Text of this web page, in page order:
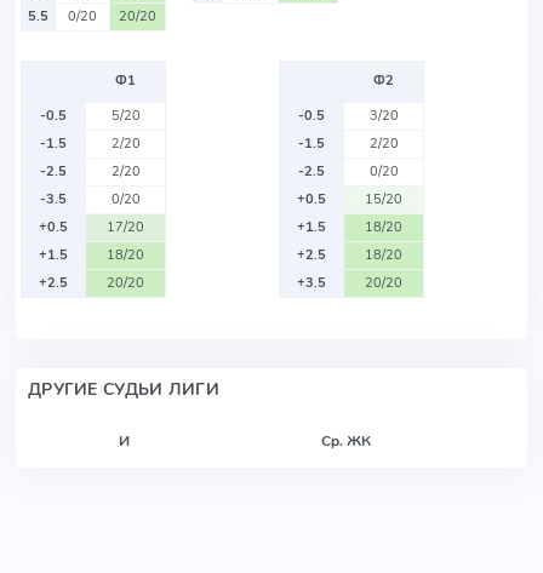
5.5
0/20 20/20
Ф1
-0.5
5/20
-1.5
2/20
-2.5
2/20
-3.5
0/20
+0.5
17/20
+1.5
18/20
+2.5
20/20
Ф2
-0.5
3/20
-1.5
2/20
-2.5
0/20
+0.5
15/20
+1.5
18/20
+2.5
18/20
+3.5
20/20
ДРУГИЕ СУДЬИ ЛИГИ
И Ср. ЖК